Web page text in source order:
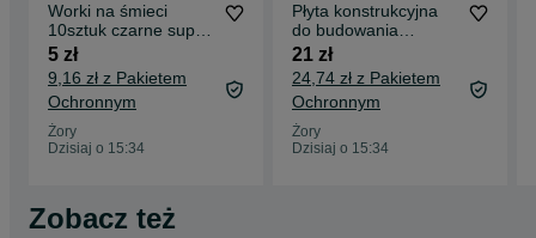
Worki na śmieci
10sztuk czarne super
mocne
5 zł
9,16 zł z Pakietem
Ochronnym
Żory
Dzisiaj o 15:34
Płyta konstrukcyjna
do budowania
klocków DUŻY
WYMIAR
21 zł
24,74 zł z Pakietem
Ochronnym
Żory
Dzisiaj o 15:34
Zobacz też